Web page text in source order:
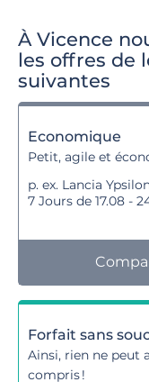
À Vicence
les offres de
suivantes
Economique
Petit, agile et
p. ex. Lancia
7 Jours de 17.08 -
Forfait sans
Ainsi, rien ne peut
compris !